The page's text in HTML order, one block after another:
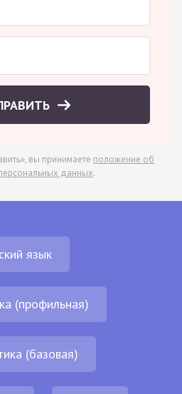
вы принимаете положение об
данных.
язык
(профильная)
(базовая)